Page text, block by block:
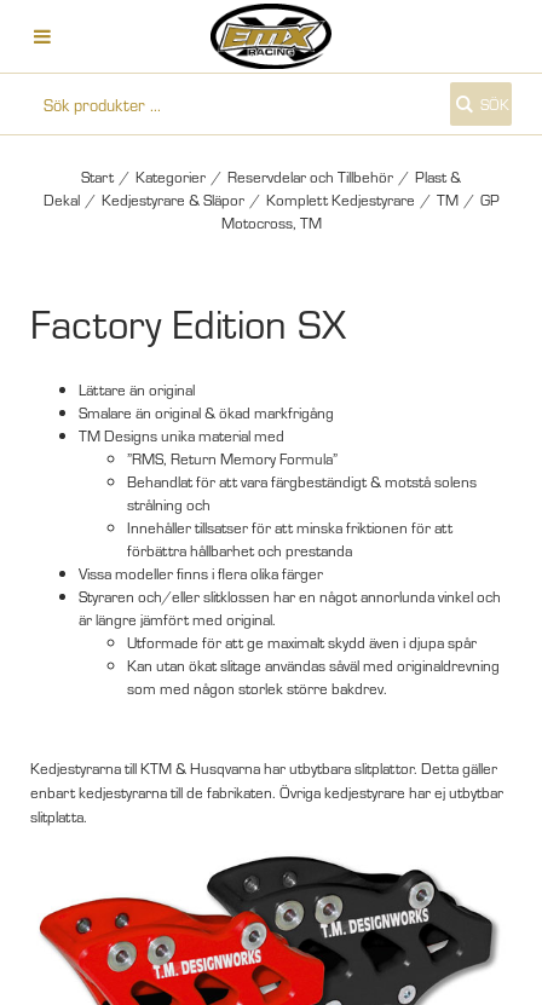
SÖK
Start / Kategorier / Reservdelar och Tillbehör / Plast &
Dekal / Kedjestyrare & Släpor / Komplett Kedjestyrare / TM / GP
Motocross, TM
Factory Edition SX
Lättare än original
Smalare än original & ökad markfrigång
TM Designs unika material med
”RMS, Return Memory Formula”
Behandlat för att vara färgbeständigt & motstå solens
strålning och
Innehåller tillsatser för att minska friktionen för att
förbättra hållbarhet och prestanda
Vissa modeller finns i flera olika färger
Styraren och/eller slitklossen har en något annorlunda vinkel och
är längre jämfört med original.
Utformade för att ge maximalt skydd även i djupa spår
Kan utan ökat slitage användas såväl med originaldrevning
som med någon storlek större bakdrev.
Kedjestyrarna till KTM & Husqvarna har utbytbara slitplattor. Detta gäller
enbart kedjestyrarna till de fabrikaten. Övriga kedjestyrare har ej utbytbar
slitplatta.